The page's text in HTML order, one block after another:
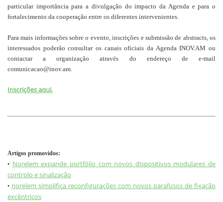
particular importância para a divulgação do impacto da Agenda e para o
fortalecimento da cooperação entre os diferentes intervenientes.
Para mais informações sobre o evento, inscrições e submissão de abstracts, os
interessados poderão consultar os canais oficiais da Agenda INOV.AM ou
contactar a organização através do endereço de e-mail
comunicacao@inov.am.
Inscrições aqui.
Artigos promovidos:
• Norelem expande portfólio com novos dispositivos modulares de
controlo e sinalização
• norelem simplifica reconfigurações com novos parafusos de fixação
excêntricos